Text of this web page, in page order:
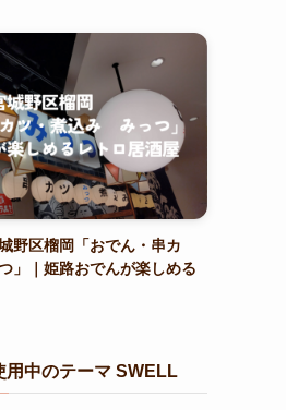
野区榴岡「おでん・串カ
」｜姫路おでんが楽しめる
用中のテーマ SWELL